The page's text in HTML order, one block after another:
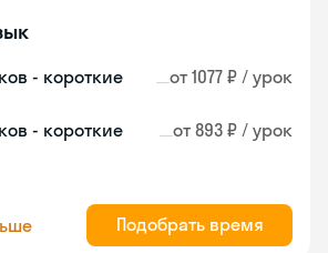
- короткие
от 1077 ₽ / урок
- короткие
от 893 ₽ / урок
Подобрать время